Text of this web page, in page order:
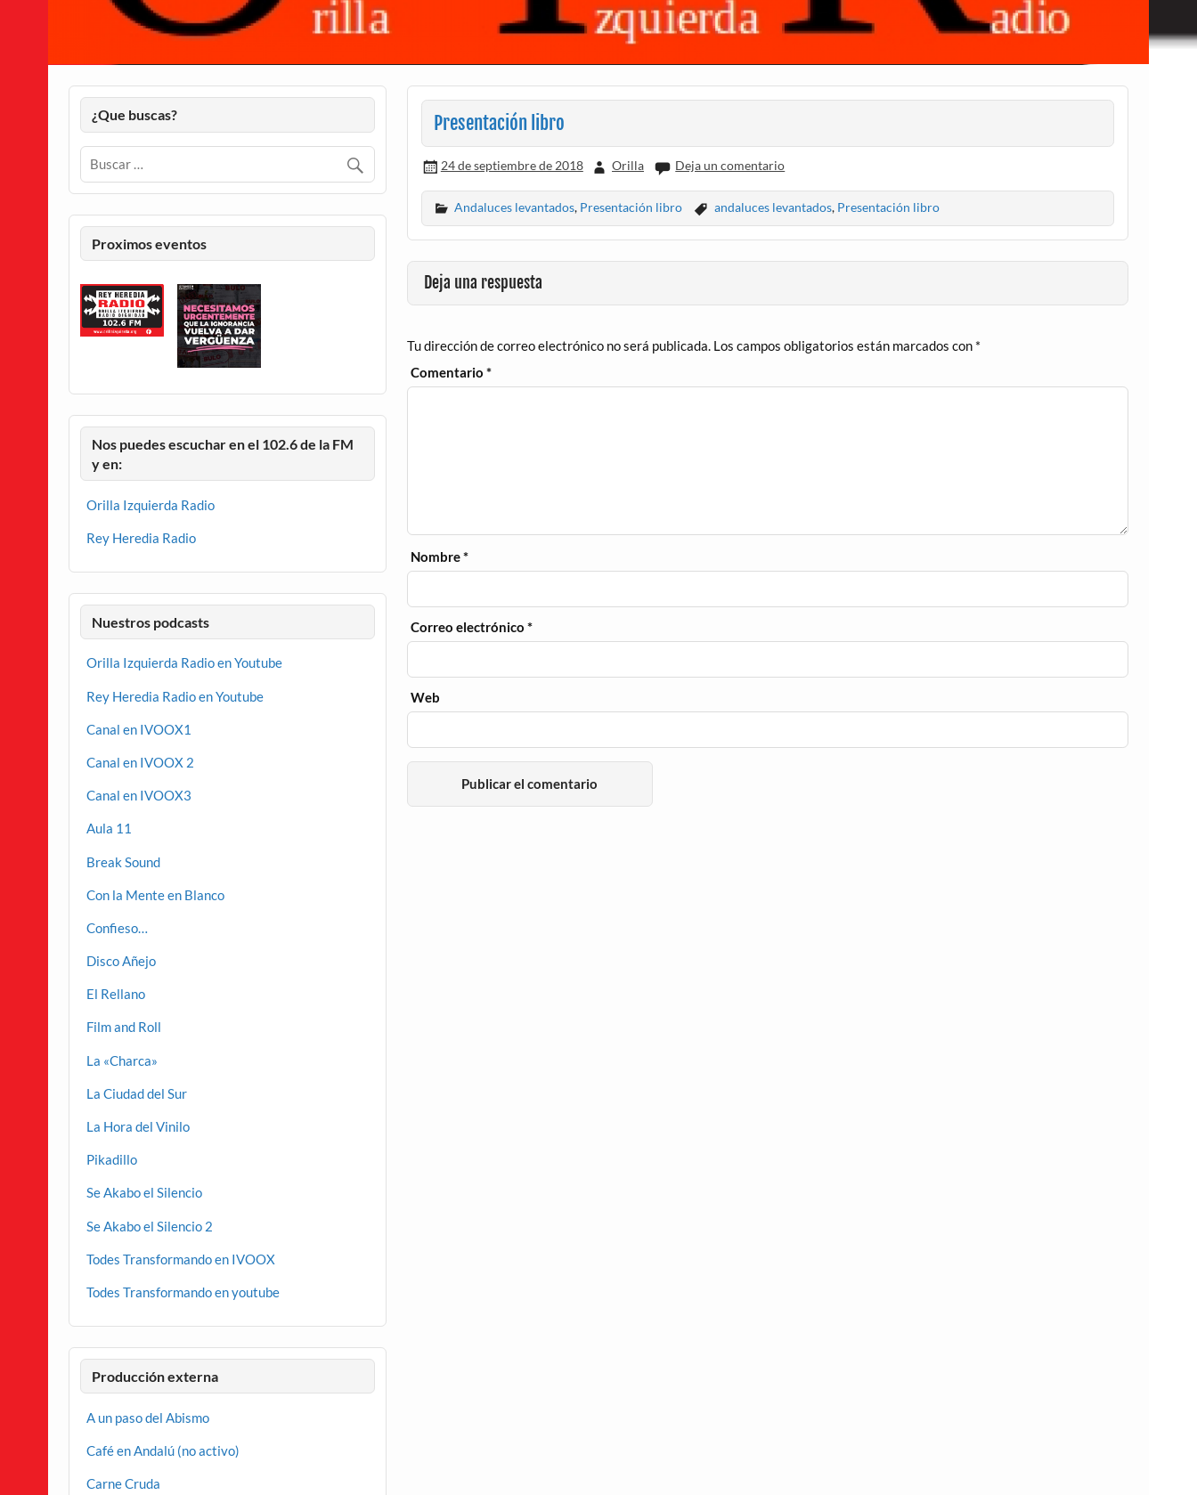
Presentación libro
24 de septiembre de 2018 Orilla Deja un comentario
Andaluces levantados, Presentación libro andaluces levantados, Presentación libro
Deja una respuesta
Tu dirección de correo electrónico no será publicada. Los campos obligatorios están marcados con *
Comentario*
Nombre*
Correo electrónico*
Web
¿Que buscas?
Proximos eventos
Nos puedes escuchar en el 102.6 de la FM
y en:
Orilla Izquierda Radio
Rey Heredia Radio
Nuestros podcasts
Orilla Izquierda Radio en Youtube
Rey Heredia Radio en Youtube
Canal en IVOOX1
Canal en IVOOX 2
Canal en IVOOX3
Aula 11
Break Sound
Con la Mente en Blanco
Confieso…
Disco Añejo
El Rellano
Film and Roll
La «Charca»
La Ciudad del Sur
La Hora del Vinilo
Pikadillo
Se Akabo el Silencio
Se Akabo el Silencio 2
Todes Transformando en IVOOX
Todes Transformando en youtube
Producción externa
A un paso del Abismo
Café en Andalú (no activo)
Carne Cruda